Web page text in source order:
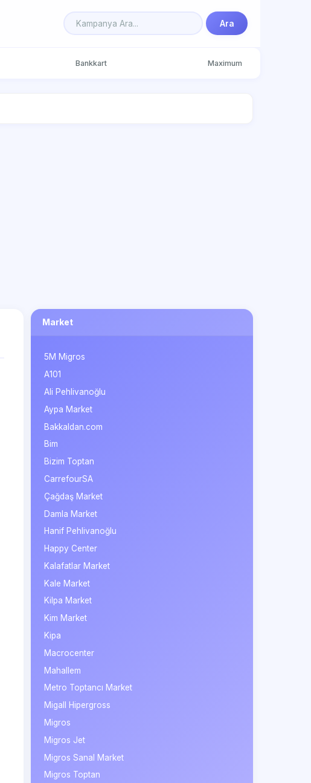
Ara
Bankkart Maximum
Market
5M Migros
A101
Ali Pehlivanoğlu
Aypa Market
Bakkaldan.com
Bim
Bizim Toptan
CarrefourSA
Çağdaş Market
Damla Market
Hanif Pehlivanoğlu
Happy Center
Kalafatlar Market
Kale Market
Kilpa Market
Kim Market
Kipa
Macrocenter
Mahallem
Metro Toptancı Market
Migall Hipergross
Migros
Migros Jet
Migros Sanal Market
Migros Toptan